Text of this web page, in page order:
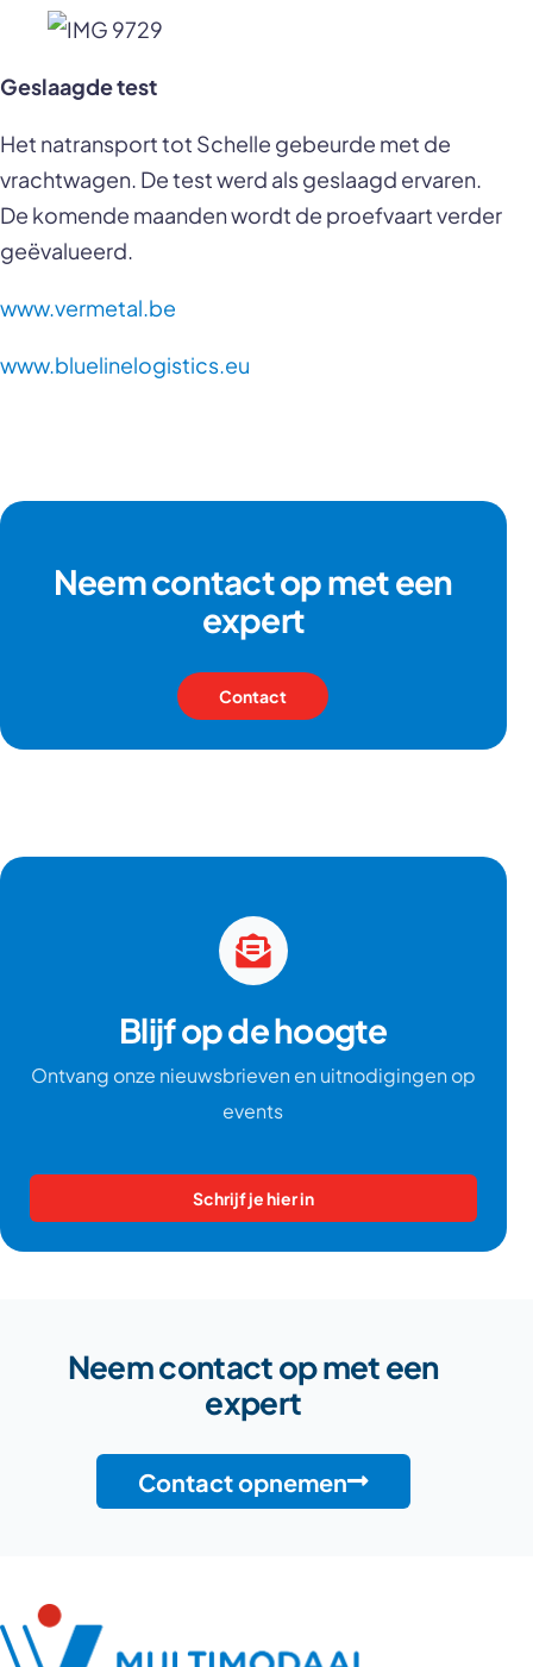
Geslaagde test
Het natransport tot Schelle gebeurde met de
vrachtwagen. De test werd als geslaagd ervaren.
De komende maanden wordt de proefvaart verder
geëvalueerd.
www.vermetal.be
www.bluelinelogistics.eu
Neem contact op met een
expert
Contact
Blijf op de hoogte
Ontvang onze nieuwsbrieven en uitnodigingen op
events
Schrijf je hier in
Neem contact op met een
expert
Contact opnemen